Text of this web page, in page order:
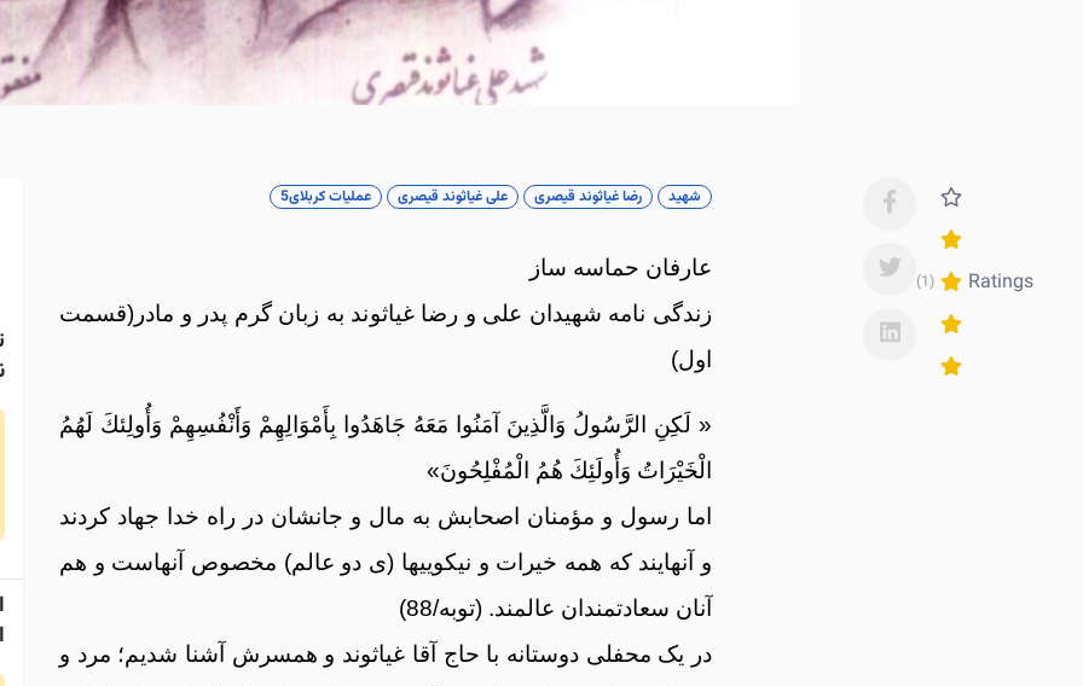
Ratings
(1)
شهید رضا غیاثوند قیصری علی غیاثوند قیصری عملیات کربلای5
عارفان حماسه ساز
زندگی نامه شهیدان علی و رضا غیاثوند به زبان گرم پدر و مادر(قسمت
اول)
« لَكِنِ الرَّسُولُ وَالَّذِينَ آمَنُوا مَعَهُ جَاهَدُوا بِأَمْوَالِهِمْ وَأَنْفُسِهِمْ وَأُولِئكَ لَهُمُ
الْخَيْرَاتُ وَأُولَئِكَ هُمُ الْمُفْلِحُونَ»
اما رسول و مؤمنان اصحابش به مال و جانشان در راه خدا جهاد کردند
و آنهایند که همه خیرات و نیکوییها (ی دو عالم) مخصوص آنهاست و هم
آنان سعادتمندان عالمند. (توبه/88)
در یک محفلی دوستانه با حاج آقا غیاثوند و همسرش آشنا شدیم؛ مرد و